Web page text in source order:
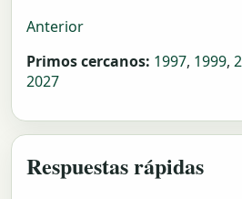
Anterior
Primos cercanos: 1997, 1999,
2027
Respuestas rápidas